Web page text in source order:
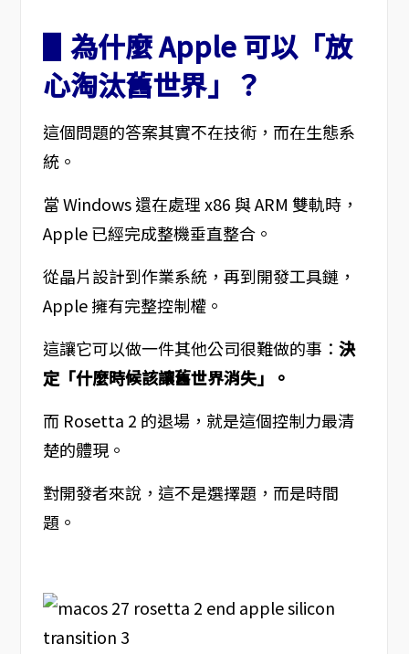
▋為什麼 Apple 可以「放
心淘汰舊世界」？
這個問題的答案其實不在技術，而在生態系
統。
當 Windows 還在處理 x86 與 ARM 雙軌時，
Apple 已經完成整機垂直整合。
從晶片設計到作業系統，再到開發工具鏈，
Apple 擁有完整控制權。
這讓它可以做一件其他公司很難做的事： 決
定「什麼時候該讓舊世界消失」。
而 Rosetta 2 的退場，就是這個控制力最清
楚的體現。
對開發者來說，這不是選擇題，而是時間
題。